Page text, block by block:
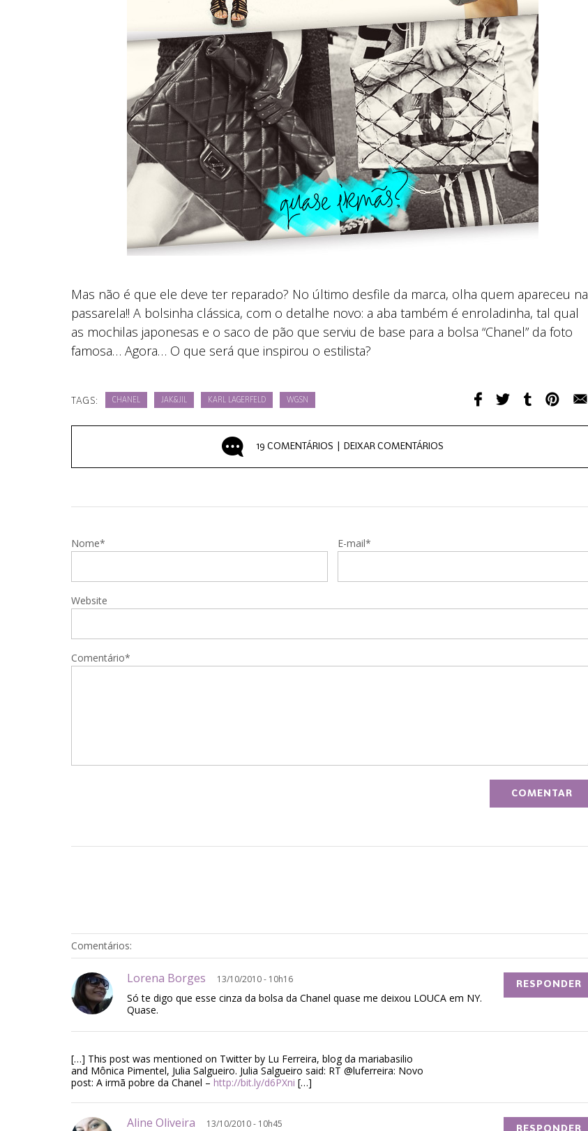
Mas não é que ele deve ter reparado? No último desfile da marca, olha quem apareceu na
passarela!! A bolsinha clássica, com o detalhe novo: a aba também é enroladinha, tal qual
as mochilas japonesas e o saco de pão que serviu de base para a bolsa “Chanel” da foto
famosa… Agora… O que será que inspirou o estilista?
TAGS: CHANEL JAK&JIL KARL LAGERFELD WGSN
19 COMENTÁRIOS | DEIXAR COMENTÁRIOS
Nome* E-mail*
Website
Comentário*
Comentários:
Lorena Borges 13/10/2010 - 10h16
Só te digo que esse cinza da bolsa da Chanel quase me deixou LOUCA em NY.
Quase.
RESPONDER
[…] This post was mentioned on Twitter by Lu Ferreira, blog da mariabasilio
and Mônica Pimentel, Julia Salgueiro. Julia Salgueiro said: RT @luferreira: Novo
post: A irmã pobre da Chanel – http://bit.ly/d6PXni […]
Aline Oliveira 13/10/2010 - 10h45 RESPONDER